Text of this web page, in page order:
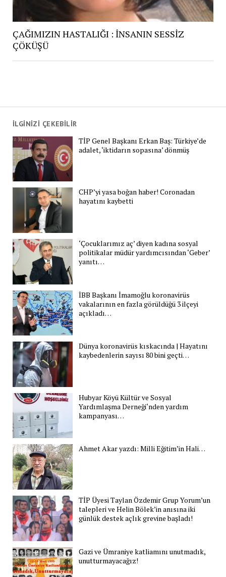
İLGİNİZİ ÇEKEBİLİR
TİP Genel Başkanı Erkan Baş: Türkiye’de
adalet, ‘iktidarın sopasına’ dönmüş
CHP’yi yasa boğan haber! Coronadan
hayatını kaybetti
‘Çocuklarımız aç’ diyen kadına sosyal
politikalar müdür yardımcısından ‘Geber’
yanıtı…
İBB Başkanı İmamoğlu koronavirüs
vakalarının en fazla görüldüğü 3 ilçeyi
açıkladı…
Dünya koronavirüs kıskacında | Hayatını
kaybedenlerin sayısı 80 bini geçti…
Hubyar Köyü Kültür ve Sosyal
Yardımlaşma Derneği‘nden yardım
kampanyası…
Ahmet Akar yazdı: Milli Eğitim’in Hali…
TİP Üyesi Taylan Özdemir Grup Yorum’un
talepleri ve Helin Bölek’in anısına iki
günlük destek açlık grevine başladı!
Gazi ve Ümraniye katliamını unutmadık,
unutturmayacağız!
ÇAĞIMIZIN HASTALIĞI : İNSANIN SESSİZ
ÇÖKÜŞÜ